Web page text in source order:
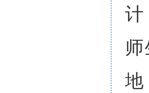
计
地